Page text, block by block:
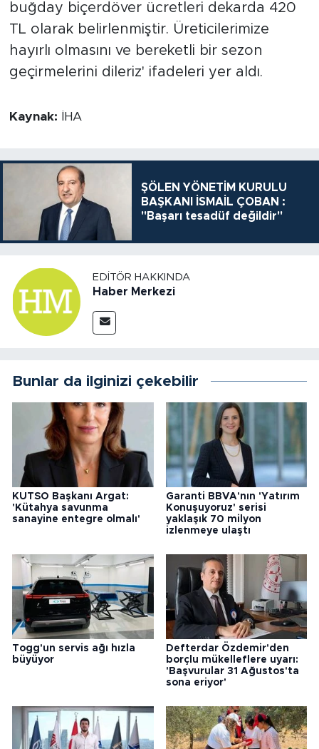
buğday biçerdöver ücretleri dekarda 420
TL olarak belirlenmiştir. Üreticilerimize
hayırlı olmasını ve bereketli bir sezon
geçirmelerini dileriz' ifadeleri yer aldı.
Kaynak: İHA
ŞÖLEN YÖNETİM KURULU
BAŞKANI İSMAİL ÇOBAN :
"Başarı tesadüf değildir"
EDITÖR HAKKINDA
Haber Merkezi
Bunlar da ilginizi çekebilir
KUTSO Başkanı Argat:
'Kütahya savunma
sanayine entegre olmalı'
Garanti BBVA'nın 'Yatırım
Konuşuyoruz' serisi
yaklaşık 70 milyon
izlenmeye ulaştı
Togg'un servis ağı hızla
büyüyor
Defterdar Özdemir'den
borçlu mükelleflere uyarı:
'Başvurular 31 Ağustos'ta
sona eriyor'